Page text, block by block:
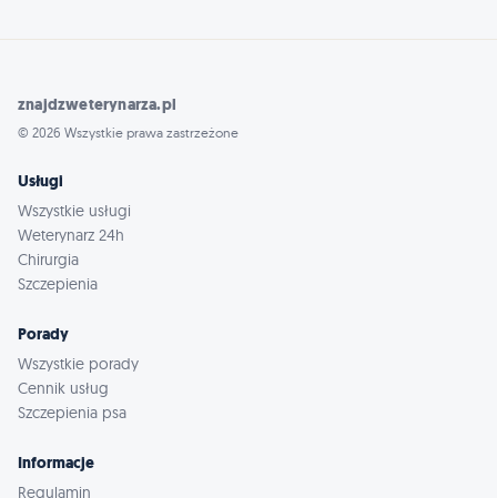
znajdzweterynarza.pl
© 2026 Wszystkie prawa zastrzeżone
Usługi
Wszystkie usługi
Weterynarz 24h
Chirurgia
Szczepienia
Porady
Wszystkie porady
Cennik usług
Szczepienia psa
Informacje
Regulamin